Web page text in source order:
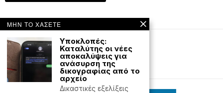
Editorial Έντυπη έκδοση
Powered with by Hostville
ΜΗΝ ΤΟ ΧΑΣΕΤΕ
Υποκλοπές:
Καταλύτης οι νέες
αποκαλύψεις για
ανάσυρση της
δικογραφίας από το
αρχείο
Δικαστικές εξελίξεις